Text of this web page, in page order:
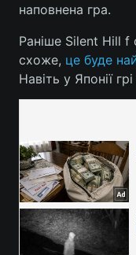
наповнена гра.
Раніше Silent Hill f
схоже, це буде
Навіть у Японії